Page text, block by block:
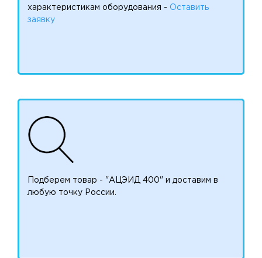
характеристикам оборудования - Оставить
заявку
Подберем товар - "АЦЭИД 400" и доставим в
любую точку России.